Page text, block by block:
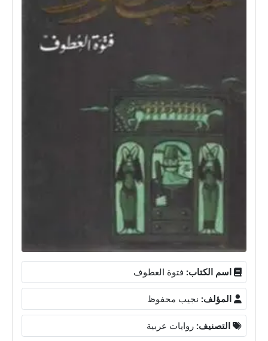
اسم الكتاب: فتوة العطوف
المؤلف: نجيب محفوظ
التصنيف: روايات عربية